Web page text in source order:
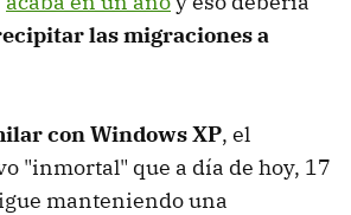
las migraciones a
con Windows XP, el
"inmortal" que a día de hoy, 17
manteniendo una